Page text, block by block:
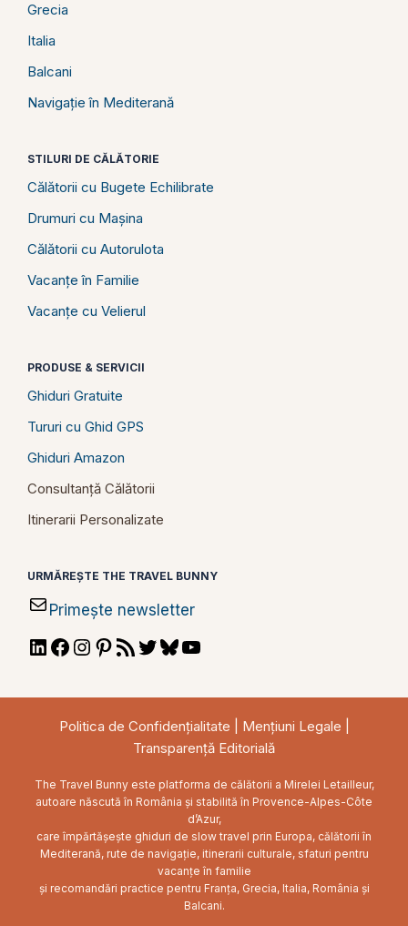
Grecia
Italia
Balcani
Navigație în Mediterană
STILURI DE CĂLĂTORIE
Călătorii cu Bugete Echilibrate
Drumuri cu Mașina
Călătorii cu Autorulota
Vacanțe în Familie
Vacanțe cu Velierul
PRODUSE & SERVICII
Ghiduri Gratuite
Tururi cu Ghid GPS
Ghiduri Amazon
Consultanță Călătorii
Itinerarii Personalizate
URMĂREȘTE THE TRAVEL BUNNY
Primește newsletter
LinkedIn
Facebook
Instagram
Pinterest
RSSTwitterBluesky
Politica de Confidențialitate Mențiuni Legale
Transparență Editorială
The Travel Bunny este platforma de călătorii a Mirelei Letailleur,
autoare născută în România și stabilită în Provence-Alpes-Côte
d’Azur,
care împărtășește ghiduri de slow travel prin Europa, călătorii în
Mediterană, rute de navigație, itinerarii culturale, sfaturi pentru
vacanțe în familie
și recomandări practice pentru Franța, Grecia, Italia, România și
Balcani.